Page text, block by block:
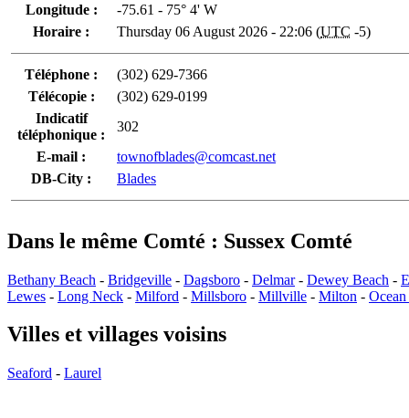
Longitude :
-75.61 - 75° 4' W
Horaire :
Thursday 06 August 2026 - 22:06 (UTC -5)
Téléphone :
(302) 629-7366
Télécopie :
(302) 629-0199
Indicatif
téléphonique :
302
E-mail :
townofblades@comcast.net
DB-City :
Blades
Dans le même Comté : Sussex Comté
Bethany Beach - Bridgeville - Dagsboro - Delmar- Dewey Beach -
Lewes - Long Neck - Milford - Millsboro - Millville - Milton -
Villes et villages voisins
Seaford - Laurel